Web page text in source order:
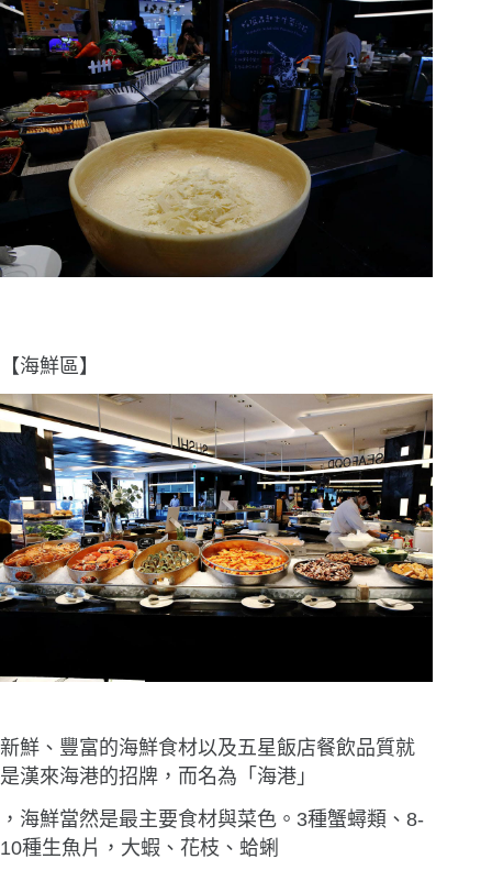
【海鮮區】
新鮮、豐富的海鮮食材以及五星飯店餐飲品質就
是漢來海港的招牌，而名為「海港」
，海鮮當然是最主要食材與菜色。3種蟹蟳類、8-
10種生魚片，大蝦、花枝、蛤蜊